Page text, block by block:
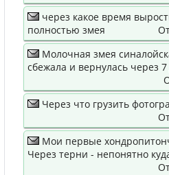
через какое время
полностью змея
Молочная змея
сбежала и вернулась через
Через что грузить
Мои первые
Через терни - непонятно